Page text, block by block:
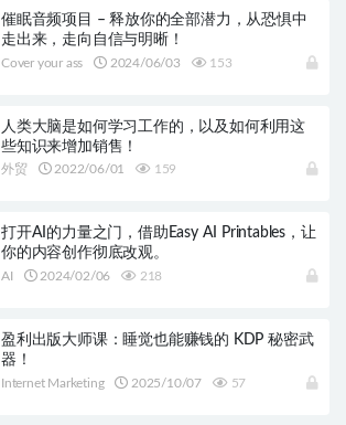
催眠音频项目 – 释放你的全部潜力，从恐惧中
走出来，走向自信与明晰！
Cover your ass 2024/06/03 153
人类大脑是如何学习工作的，以及如何利用这
些知识来增加销售！
外贸 2022/06/01 159
打开AI的力量之门，借助Easy AI Printables，让
你的内容创作彻底改观。
AI 2024/02/06 218
盈利出版大师课：睡觉也能赚钱的 KDP 秘密武
器！
Internet Marketing 2025/10/07 57